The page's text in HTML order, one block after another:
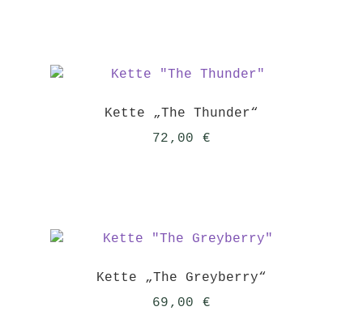
Kette „The Thunder“
72,00 €
Kette „The Greyberry“
69,00 €